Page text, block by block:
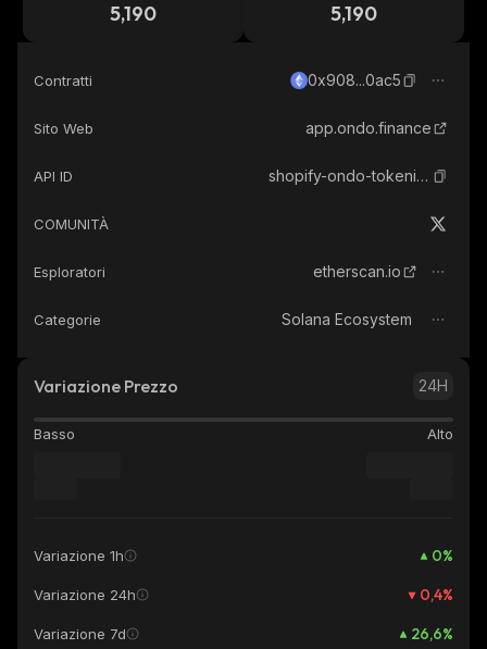
5,190 5,190
Contratti 0x908...0ac5
Sito Web app.ondo.finance
API ID shopify-ondo-tokenized-stock
COMUNITÀ
Esploratori etherscan.io
Categorie Solana Ecosystem
Variazione Prezzo 24H
Basso Alto
Variazione 1h 0%
Variazione 24h 0,4%
Variazione 7d 26,6%